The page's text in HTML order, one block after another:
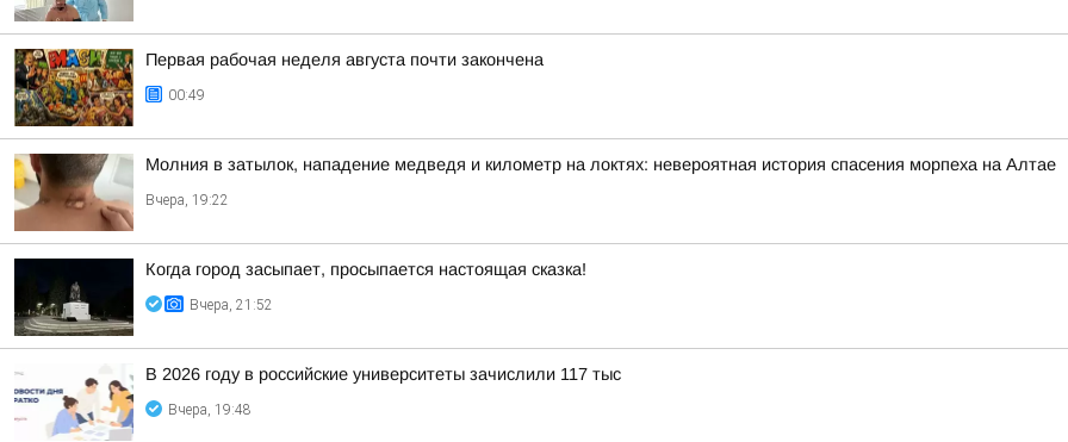
Первая рабочая неделя августа почти закончена
00:49
Молния в затылок, нападение медведя и километр на локтях: невероятная история спасения морпеха на Алтае
Вчера, 19:22
Когда город засыпает, просыпается настоящая сказка!
Вчера, 21:52
В 2026 году в российские университеты зачислили 117 тыс
Вчера, 19:48